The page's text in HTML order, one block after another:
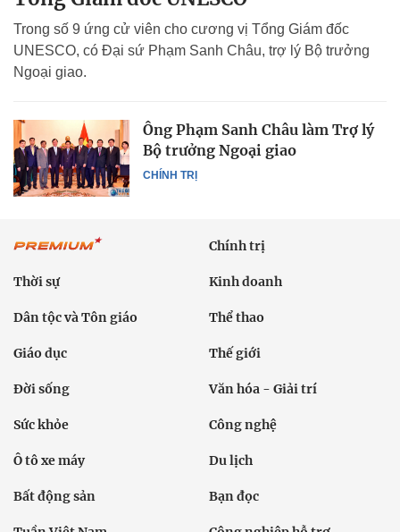
Trong số 9 ứng cử viên cho cương vị Tổng Giám đốc
UNESCO, có Đại sứ Phạm Sanh Châu, trợ lý Bộ trưởng
Ngoại giao.
CHÍNH TRỊ
Ông Phạm Sanh Châu làm Trợ lý
Bộ trưởng Ngoại giao
Chính trị
Thời sự Kinh doanh
Dân tộc và Tôn giáo Thể thao
Giáo dục Thế giới
Đời sống Văn hóa - Giải trí
Sức khỏe Công nghệ
Ô tô xe máy Du lịch
Bất động sản Bạn đọc